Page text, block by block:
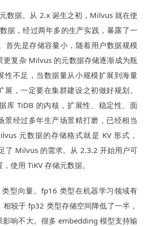
数据。从 2.x 诞生之初，Milvus 就在使
据，经过两年多的生产实践，暴露了一
首先是存储容量小，随着用户数据规模
更复杂 Milvus 的元数据存储逐渐成为瓶
性不足，当数据量从小规模扩展到海量
展，一定要在集群建设之初做好规划。
库 TiDB 的内核，扩展性、稳定性、面
景经过多年生产场景精打磨，已经相当
元数据的存储格式就是 KV 形式，
了 Milvus 的需求。从 2.3.2 开始用户可
使用 TiKV 存储元数据。
型向量。fp16 类型在机器学习领域有
相较于 fp32 类型存储空间降低了一半，
影响不大。很多 embedding 模型支持输